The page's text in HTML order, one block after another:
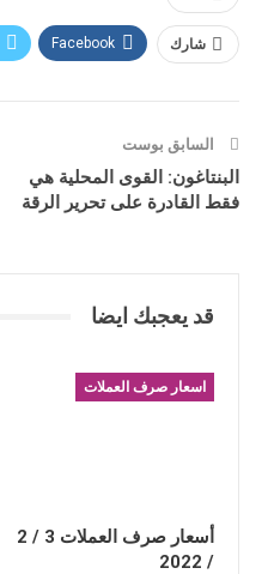
شارك Facebook
السابق بوست
البنتاغون: القوى المحلية هي
فقط القادرة على تحرير الرقة
قد يعجبك ايضا
اسعار صرف العملات
أسعار صرف العملات 3 / 2
/ 2022